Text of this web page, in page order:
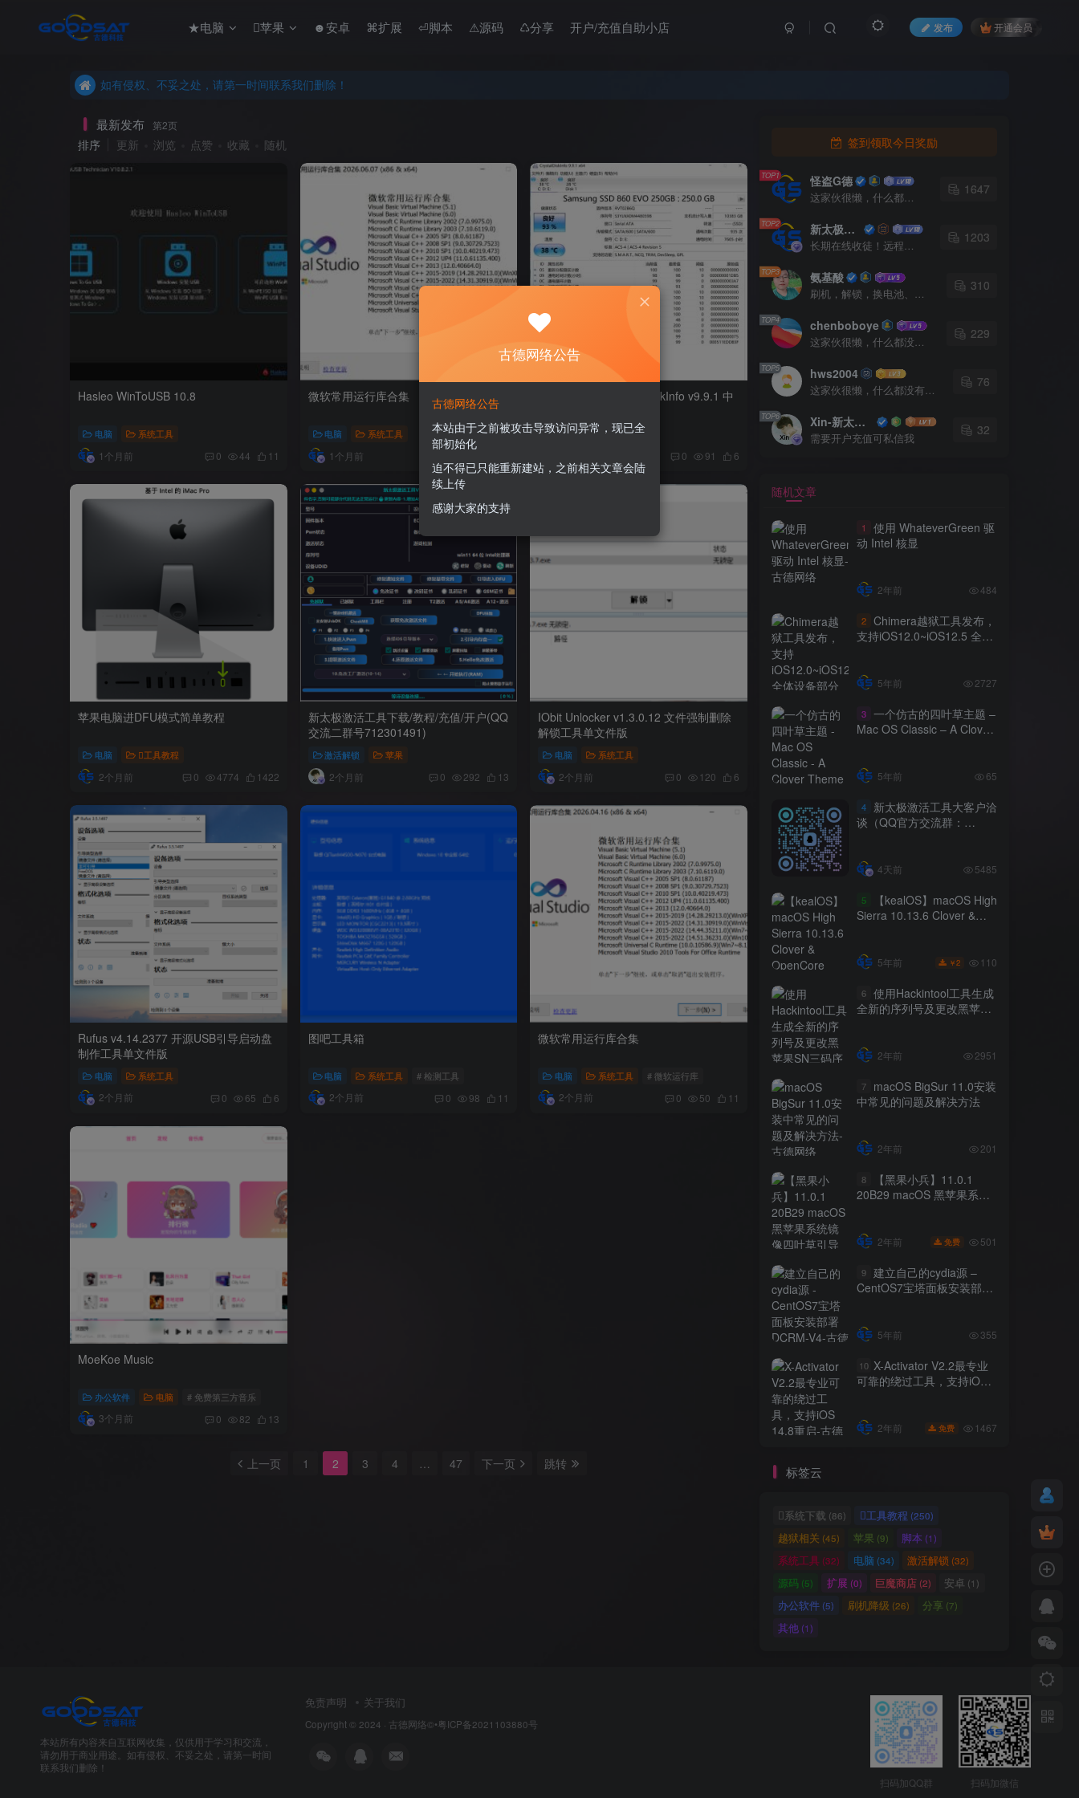
★电脑 苹果 ☻安卓 ⌘扩展 ⏎脚本 ⚠︎源码 ♺分享 开户/充值自助小店 发布 开通会员
如有侵权、不妥之处，请第一时间联系我们删除！
如有侵权、不妥之处，请第一时间联系我们删除！
最新发布 第2页
排序 更新 浏览 点赞 收藏 随机
Hasleo WinToUSB 10.8
电脑 系统工具
1个月前 0 44 11
微软常用运行库合集
电脑 系统工具
1个月前
硬盘检测工具 CrystalDiskInfo v9.9.1 中
电脑 系统工具
0 91 6
苹果电脑进DFU模式简单教程
电脑 工具教程
2个月前 0 4774 1422
新太极激活工具下载/教程/充值/开户(QQ
交流二群号712301491)
激活解锁 苹果
2个月前 0 292 13
IObit Unlocker v1.3.0.12 文件强制删除
解锁工具单文件版
电脑 系统工具
2个月前 0 120 6
Rufus v4.14.2377 开源USB引导启动盘
制作工具单文件版
电脑 系统工具
2个月前 0 65 6
图吧工具箱
电脑 系统工具 # 检测工具
2个月前 0 98 11
微软常用运行库合集
电脑 系统工具 # 微软运行库
2个月前 0 50 11
MoeKoe Music
办公软件 电脑 # 免费第三方音乐
3个月前 0 82 13
上一页 1 2 3 4 … 47 下一页 跳转
签到领取今日奖励
TOP1 怪盗G德
这家伙很懒，什么都没有写...
1647
TOP2 新太极开户充值~远程服务
长期在线收徒！远程技术教学！远程协助！任何需要请进群联系我！
1203
TOP3 氨基酸
刷机，解锁，换电池、屏幕，摄像头，后盖等配件。
310
TOP4 chenboboye
这家伙很懒，什么都没有写...
229
TOP5 hws2004
这家伙很懒，什么都没有写...
76
TOP6 Xin-新太极工具充值开户注册
需要开户充值可私信我
32
随机文章
1
使用 WhateverGreen 驱
动 Intel 核显
2年前 484
2 Chimera越狱工具发布，
支持iOS12.0~iOS12.5 全体
5年前 2727
3 一个仿古的四叶草主题 –
Mac OS Classic – A Clover
5年前 65
4
新太极激活工具大客户洽
谈（QQ官方交流群：
4天前 5485
5
【kealOS】macOS High
Sierra 10.13.6 Clover &
5年前 ￥2 110
6 使用Hackintool工具生成
全新的序列号及更改黑苹果
2年前 2951
7
macOS BigSur 11.0安装
中常见的问题及解决方法
2年前 201
8
【黑果小兵】11.0.1
20B29 macOS 黑苹果系统
2年前 免费 501
9 建立自己的cydia源 –
CentOS7宝塔面板安装部署
5年前 355
10 X-Activator V2.2最专业
可靠的绕过工具，支持iOS
2年前 免费 1467
标签云
系统下载 (86) 工具教程 (250)
越狱相关 (45) 苹果 (9) 脚本 (1)
系统工具 (32) 电脑 (34) 激活解锁 (32)
源码 (5) 扩展 (0) 巨魔商店(2) 安卓 (1)
办公软件 (5) 刷机降级 (26) 分享 (7)
其他 (1)
本站所有内容来自互联网收集，仅供用于学习和交流，
请勿用于商业用途。如有侵权、不妥之处，请第一时间
联系我们删除！
免责声明 关于我们
Copyright © 2024 · 古德网络©•粤ICP备2021103880号
扫码加QQ群 扫码加微信
古德网络公告
古德网络公告
本站由于之前被攻击导致访问异常，现已全
部初始化
迫不得已只能重新建站，之前相关文章会陆
续上传
感谢大家的支持